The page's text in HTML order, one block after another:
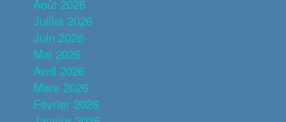
Août 2026
Juillet 2026
Juin 2026
Mai 2026
Avril 2026
Mars 2026
Février 2026